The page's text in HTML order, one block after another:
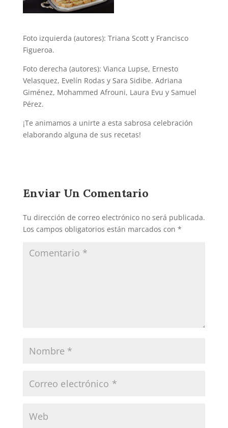
Foto izquierda (autores): Triana Scott y Francisco
Figueroa.
Foto derecha (autores): Vianca Lupse, Ernesto
Velasquez, Evelín Rodas y Sara Sidibe. Adriana
Giménez, Mohammed Afrouni, Laura Evu y Samuel
Pérez.
¡Te animamos a unirte a esta sabrosa celebración
elaborando alguna de sus recetas!
Enviar Un Comentario
Tu dirección de correo electrónico no será publicada.
Los campos obligatorios están marcados con *